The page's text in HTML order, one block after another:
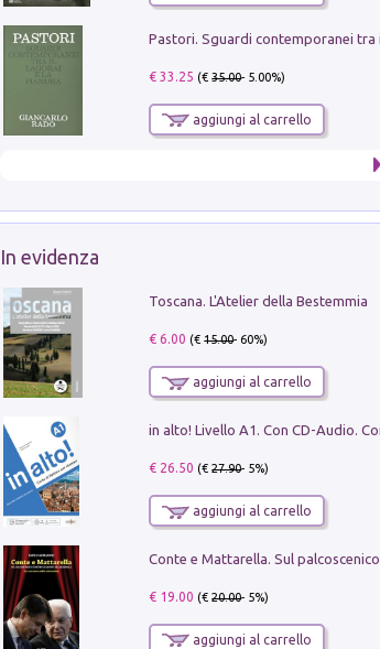
€ 33.25 (€35.00- 5.00%)
aggiungi al carrello
In evidenza
Toscana. L'Atelier della Bestemmia
€ 6.00 (€15.00- 60%)
aggiungi al carrello
€ 26.50 (€27.90- 5%)
aggiungi al carrello
€ 19.00 (€20.00- 5%)
aggiungi al carrello